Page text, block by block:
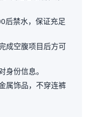
后禁水，保证充足
成空腹项目后方可
身份信息。
属饰品，不穿连裤